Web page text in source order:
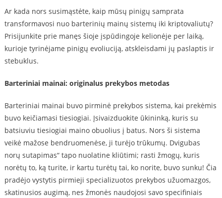
Ar kada nors susimąstėte, kaip mūsų pinigų samprata
transformavosi nuo barterinių mainų sistemų iki kriptovaliutų?
Prisijunkite prie manęs šioje įspūdingoje kelionėje per laiką,
kurioje tyrinėjame pinigų evoliuciją, atskleisdami jų paslaptis ir
stebuklus.
Barteriniai mainai: originalus prekybos metodas
Barteriniai mainai buvo pirminė prekybos sistema, kai prekėmis
buvo keičiamasi tiesiogiai. Įsivaizduokite ūkininką, kuris su
batsiuviu tiesiogiai maino obuolius į batus. Nors ši sistema
veikė mažose bendruomenėse, ji turėjo trūkumų. Dvigubas
norų sutapimas“ tapo nuolatine kliūtimi; rasti žmogų, kuris
norėtų to, ką turite, ir kartu turėtų tai, ko norite, buvo sunku! Čia
pradėjo vystytis pirmieji specializuotos prekybos užuomazgos,
skatinusios augimą, nes žmonės naudojosi savo specifiniais